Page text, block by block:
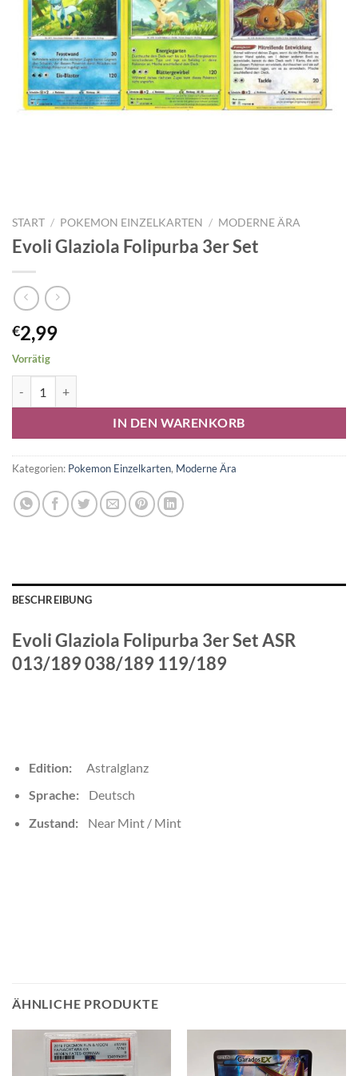
START / POKEMON EINZELKARTEN / MODERNE ÄRA
Evoli Glaziola Folipurba 3er Set
€2,99
Vorrätig
IN DEN WARENKORB
Kategorien: Pokemon Einzelkarten, Moderne Ära
BESCHREIBUNG
Evoli Glaziola Folipurba 3er Set ASR
013/189 038/189 119/189
Edition:Astralglanz
Sprache:Deutsch
Zustand:Near Mint / Mint
ÄHNLICHE PRODUKTE